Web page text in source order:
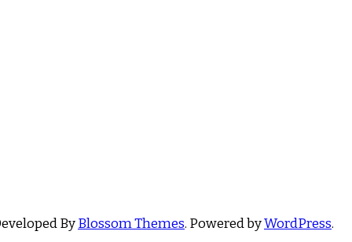
ByBlossom Themes. Powered byWordPress.